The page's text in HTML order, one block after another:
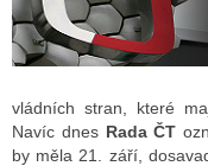
VYSÍLAČE
TELEVIZE
TELEVIZÍ
vládních stran, které
Navíc dnesRada ČT
by měla 21. září,